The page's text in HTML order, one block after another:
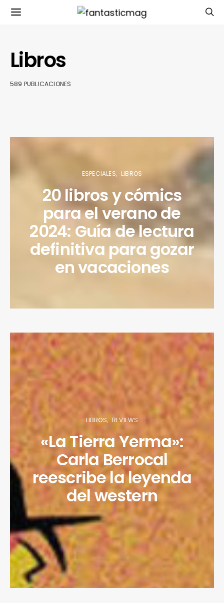
Libros
589 PUBLICACIONES
ESPECIALES LIBROS
20 libros y cómics
para el verano de
2024: Guía de lectura
definitiva para gozar
en vacaciones
LIBROS REVIEWS
«La Tierra Yerma»:
Carla Berrocal
reescribe la leyenda
del western